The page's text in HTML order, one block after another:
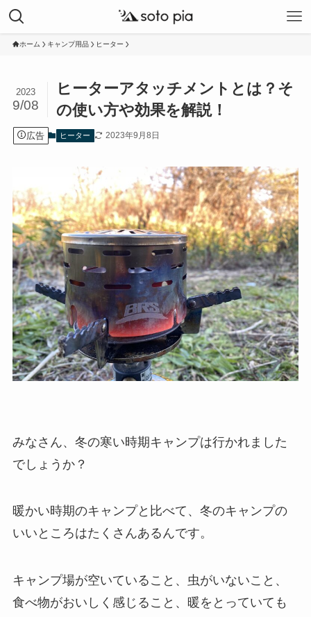
ホーム キャンプ用品 ヒーター
ヒーターアタッチメントとは？そ
の使い方や効果を解説！
2023
9/08
広告 ヒーター 2023年9月8日
みなさん、冬の寒い時期キャンプは行かれました
でしょうか？
暖かい時期のキャンプと比べて、冬のキャンプの
いいところはたくさんあるんです。
キャンプ場が空いていること、虫がいないこと、
食べ物がおいしく感じること、暖をとっていても